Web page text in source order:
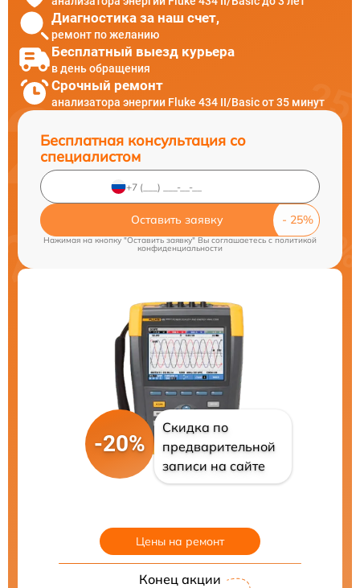
Диагностика за наш счет,
ремонт по желанию
Бесплатный выезд курьера
в день обращения
Срочный ремонт
анализатора энергии Fluke 434 II/Basic от 35 минут
Бесплатная консультация со
специалистом
Оставить заявку
Нажимая на кнопку "Оставить заявку" Вы соглашаетесь cполитикой
конфиденциальности
-20%
Скидка по
предварительной
записи на сайте
Цены на ремонт
Конец акции